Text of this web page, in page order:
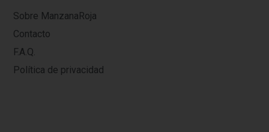
Sobre ManzanaRoja
Contacto
F.A.Q.
Política de privacidad